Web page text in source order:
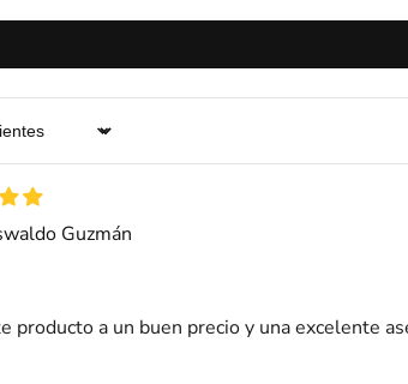
Guzmán
producto a un buen precio y una excelente